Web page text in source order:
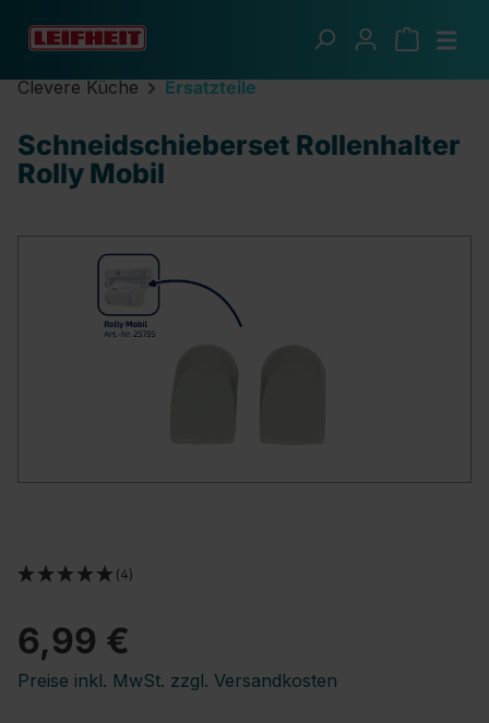
Zum Hauptinhalt springen
Clevere Küche Ersatzteile
Schneidschieberset Rollenhalter
Rolly Mobil
6,99 €
Preise inkl. MwSt. zzgl. Versandkosten
(4)